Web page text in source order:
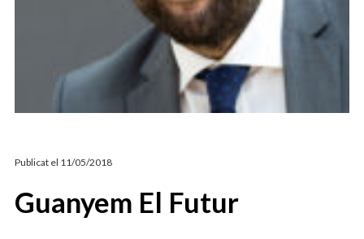
Publicat el 11/05/2018
Guanyem El Futur